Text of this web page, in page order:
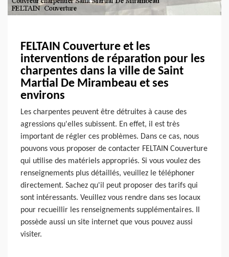
FELTAIN Couverture et les
interventions de réparation pour les
charpentes dans la ville de Saint
Martial De Mirambeau et ses
environs
Les charpentes peuvent être détruites à cause des
agressions qu'elles subissent. En effet, il est très
important de régler ces problèmes. Dans ce cas, nous
pouvons vous proposer de contacter FELTAIN Couverture
qui utilise des matériels appropriés. Si vous voulez des
renseignements plus détaillés, veuillez le téléphoner
directement. Sachez qu'il peut proposer des tarifs qui
sont intéressants. Veuillez vous rendre dans ses locaux
pour recueillir les renseignements supplémentaires. Il
possède aussi un site internet que vous pouvez aussi
visiter.